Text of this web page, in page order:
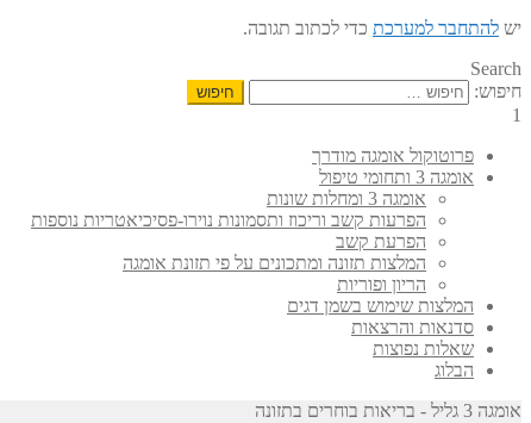
יש להתחבר למערכת כדי לכתוב תגובה.
Search
חיפוש:
1
פרוטוקול אומגה מודרך
אומגה 3 ותחומי טיפול
אומגה 3 ומחלות שונות
הפרעות קשב וריכוז ותסמונות נוירו-פסיכיאטריות נוספות
הפרעת קשב
המלצות תזונה ומתכונים על פי תזונת אומגה
הריון ופוריות
המלצות שימוש בשמן דגים
סדנאות והרצאות
שאלות נפוצות
הבלוג
אומגה 3 גליל - בריאות בוחרים בתזונה